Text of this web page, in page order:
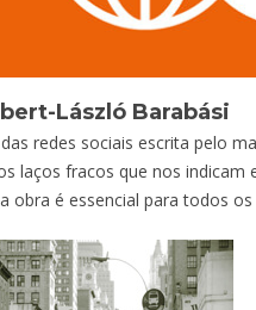
László Barabási
redes sociais escrita pelo
laços fracos que nos
obra é essencial para todos